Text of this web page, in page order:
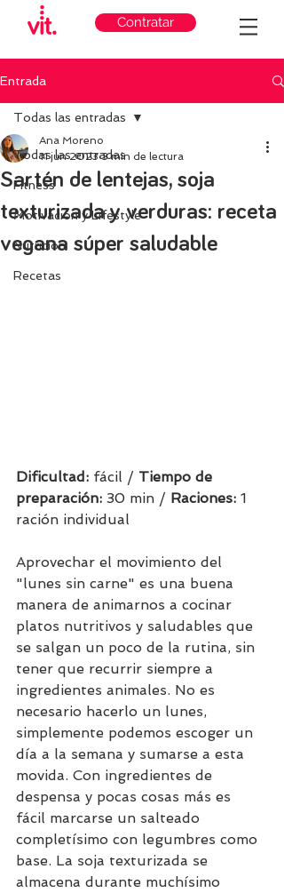
Contratar
Entrada
Todas las entradas
Fitness
Motivación y Lifestyle
Nutricion
Recetas
Todas las entradas
Sartén de lentejas, soja
texturizada y verduras: receta
vegana súper saludable
Ana Moreno
11 jun 2023 3 min de lectura
Dificultad: fácil / Tiempo de
preparación: 30 min / Raciones: 1
ración individual
Aprovechar el movimiento del
"lunes sin carne" es una buena
manera de animarnos a cocinar
platos nutritivos y saludables que
se salgan un poco de la rutina, sin
tener que recurrir siempre a
ingredientes animales. No es
necesario hacerlo un lunes,
simplemente podemos escoger un
día a la semana y sumarse a esta
movida. Con ingredientes de
despensa y pocas cosas más es
fácil marcarse un salteado
completísimo con legumbres como
base. La soja texturizada se
almacena durante muchísimo